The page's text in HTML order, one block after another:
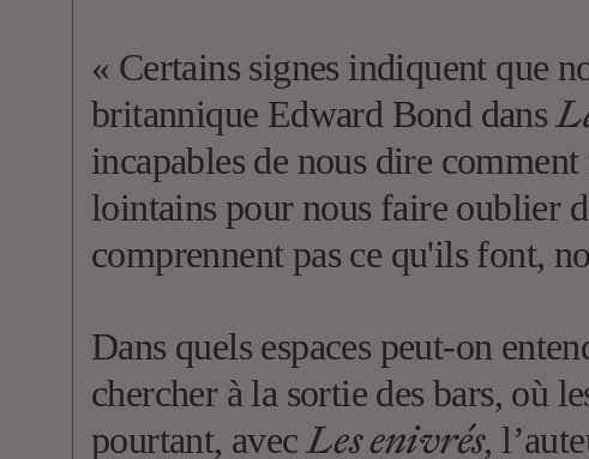
« Certains signes indiquent que
britannique Edward Bond dans
incapables de nous dire
lointains pour nous faire oublier
comprennent pas ce qu'ils font,
Dans quels espaces peut-on
chercher à la sortie des bars, où
pourtant, avecLes enivrés,